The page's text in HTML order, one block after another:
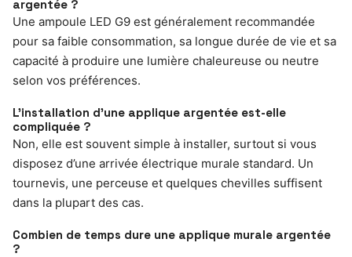
argentée ?
Une ampoule LED G9 est généralement recommandée
pour sa faible consommation, sa longue durée de vie et sa
capacité à produire une lumière chaleureuse ou neutre
selon vos préférences.
L’installation d’une applique argentée est-elle
compliquée ?
Non, elle est souvent simple à installer, surtout si vous
disposez d’une arrivée électrique murale standard. Un
tournevis, une perceuse et quelques chevilles suffisent
dans la plupart des cas.
Combien de temps dure une applique murale argentée
?